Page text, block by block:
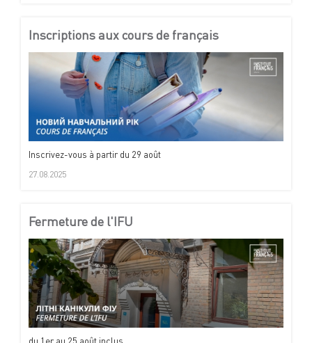
Inscriptions aux cours de français
Inscrivez-vous à partir du 29 août
27.08.2025
Fermeture de l'IFU